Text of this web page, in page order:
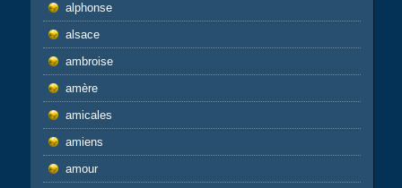
alphonse
alsace
ambroise
amère
amicales
amiens
amour